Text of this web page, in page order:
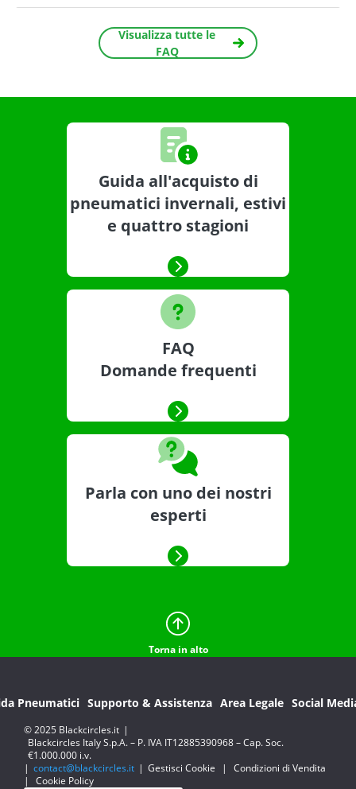
Visualizza tutte le
FAQ
Guida all'acquisto di
pneumatici invernali, estivi
e quattro stagioni
FAQ
Domande frequenti
Parla con uno dei nostri
esperti
Torna in alto
Pneumatici Supporto & Assistenza Area Legale Social
© 2025 Blackcircles.it |
Blackcircles Italy S.p.A. – P. IVA IT12885390968 – Cap. Soc.
€1.000.000 i.v.
| contact@blackcircles.it | Gestisci Cookie |
Condizioni di Vendita
|
Cookie Policy